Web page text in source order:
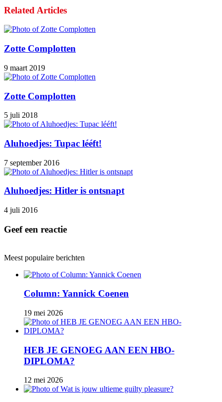
Related Articles
Zotte Complotten
9 maart 2019
Zotte Complotten
5 juli 2018
Aluhoedjes: Tupac lééft!
7 september 2016
Aluhoedjes: Hitler is ontsnapt
4 juli 2016
Geef een reactie
Meest populaire berichten
Column: Yannick Coenen
19 mei 2026
HEB JE GENOEG AAN EEN HBO-
DIPLOMA?
12 mei 2026